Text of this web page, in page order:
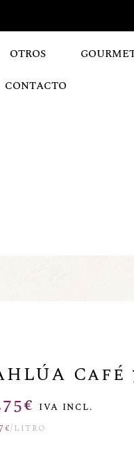
OTROS
CONTACTO
Café
€ IVA INCL.
€/litro